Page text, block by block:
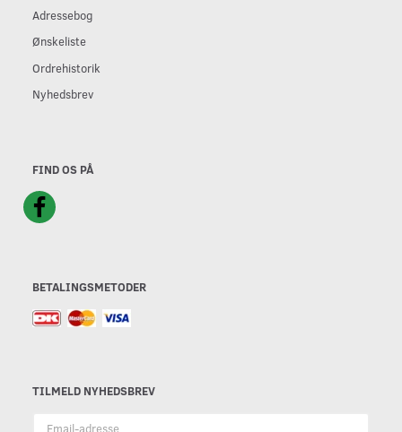
Adressebog
Ønskeliste
Ordrehistorik
Nyhedsbrev
FIND OS PÅ
BETALINGSMETODER
TILMELD NYHEDSBREV